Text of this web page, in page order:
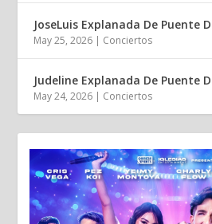
JoseLuis Explanada De Puente
May 25, 2026 | Conciertos
Judeline Explanada De Puente
May 24, 2026 | Conciertos